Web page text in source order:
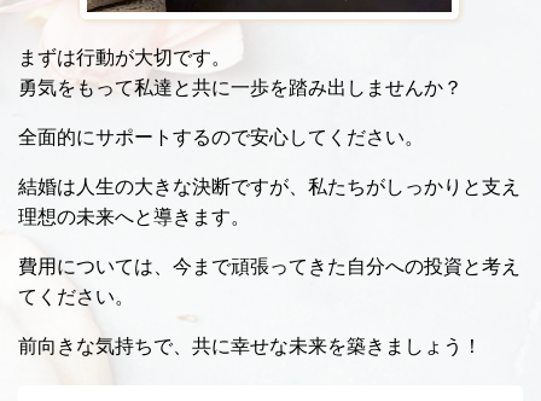
まずは行動が大切です。
勇気をもって私達と共に一歩を踏み出しませんか？
全面的にサポートするので安心してください。
結婚は人生の大きな決断ですが、私たちがしっかりと支え
理想の未来へと導きます。
費用については、今まで頑張ってきた自分への投資と考え
てください。
前向きな気持ちで、共に幸せな未来を築きましょう！